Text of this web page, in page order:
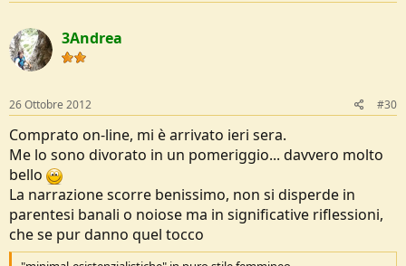
3Andrea
26 Ottobre 2012 #30
Comprato on-line, mi è arrivato ieri sera.
Me lo sono divorato in un pomeriggio... davvero molto
bello
La narrazione scorre benissimo, non si disperde in
parentesi banali o noiose ma in significative riflessioni,
che se pur danno quel tocco